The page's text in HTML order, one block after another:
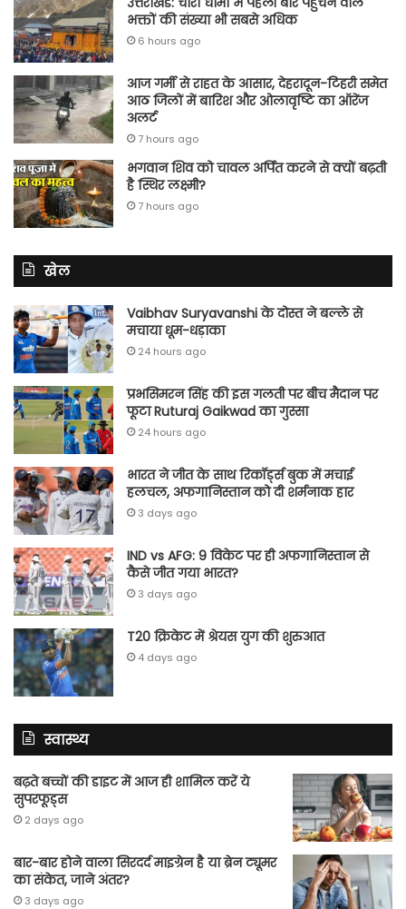
भक्तों की संख्या भी सबसे अधिक
6 hours ago
आज गर्मी से राहत के आसार, देहरादून-टिहरी समेत
आठ जिलों में बारिश और ओलावृष्टि का ऑरेंज
अलर्ट
7 hours ago
भगवान शिव को चावल अर्पित करने से क्यों बढ़ती
है स्थिर लक्ष्मी?
7 hours ago
खेल
Vaibhav Suryavanshi के दोस्त ने बल्ले से
मचाया धूम-धड़ाका
24 hours ago
प्रभसिमरन सिंह की इस गलती पर बीच मैदान पर
फूटा Ruturaj Gaikwad का गुस्सा
24 hours ago
भारत ने जीत के साथ रिकॉर्ड्स बुक में मचाई
हलचल, अफगानिस्तान को दी शर्मनाक हार
3 days ago
IND vs AFG: 9 विकेट पर ही अफगानिस्तान से
कैसे जीत गया भारत?
3 days ago
T20 क्रिकेट में श्रेयस युग की शुरुआत
4 days ago
स्वास्थ्य
बढ़ते बच्चों की डाइट में आज ही शामिल करें ये
सुपरफूड्स
2 days ago
बार-बार होने वाला सिरदर्द माइग्रेन है या ब्रेन ट्यूमर
का संकेत, जाने अंतर?
3 days ago